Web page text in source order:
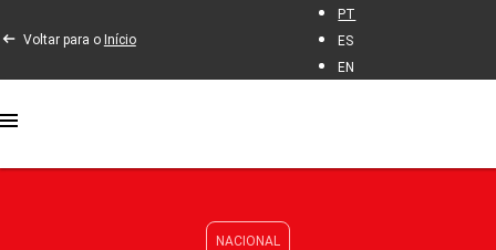
Voltar para o Início
PT
ES
EN
NACIONAL